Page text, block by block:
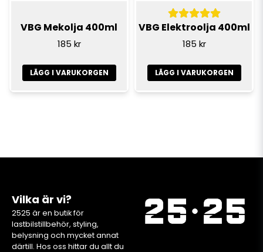
VBG Mekolja 400ml
185 kr
LÄGG I VARUKORGEN
VBG Elektroolja 400ml
185 kr
LÄGG I VARUKORGEN
Vilka är vi?
2525 är en butik för
lastbilstillbehör, styling,
belysning och mycket annat
därtill. Hos oss hittar du allt du